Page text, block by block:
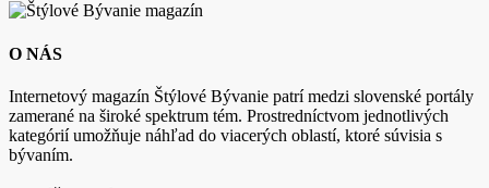
O NÁS
Internetový magazín Štýlové Bývanie patrí medzi slovenské portály
zamerané na široké spektrum tém. Prostredníctvom jednotlivých
kategórií umožňuje náhľad do viacerých oblastí, ktoré súvisia s
bývaním.